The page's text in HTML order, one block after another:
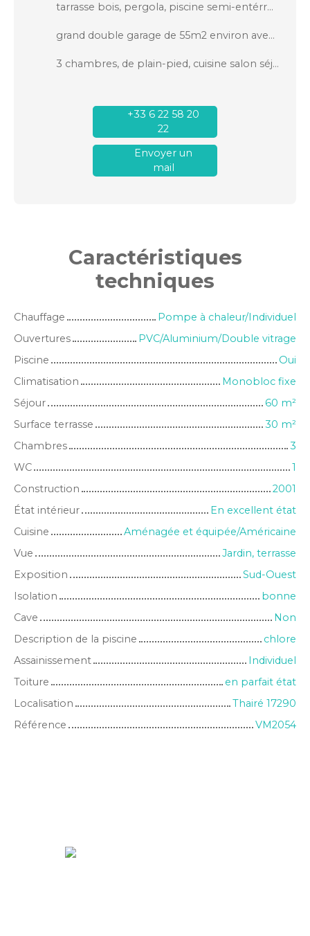
tarrasse bois, pergola, piscine semi-entérrée.
grand double garage de 55m2 environ avec fosse, raccodé à l'eau et l'électricté
3 chambres, de plain-pied, cuisine salon séjour 60m2 environ
+33 6 22 58 20
22
Envoyer un
mail
Caractéristiques
techniques
Chauffage
Pompe à chaleur/Individuel
Ouvertures
PVC/Aluminium/Double vitrage
Piscine
Oui
Climatisation
Monobloc fixe
Séjour
60 m²
Surface terrasse
30 m²
Chambres
3
WC
1
Construction
2001
État intérieur
En excellent état
Cuisine
Aménagée et équipée/Américaine
Vue
Jardin, terrasse
Exposition
Sud-Ouest
Isolation
bonne
Cave
Non
Description de la piscine
chlore
Assainissement
Individuel
Toiture
en parfait état
Localisation
Thairé 17290
Référence
VM2054